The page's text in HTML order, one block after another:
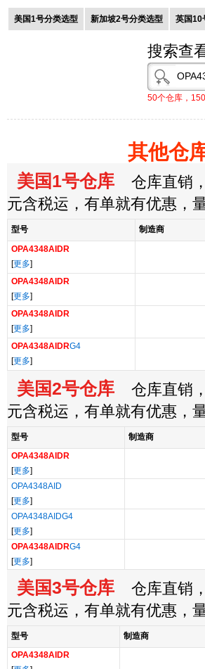
美国1号分类选型 新加坡2号分类选型 英国10
搜索查
50个仓库，
其他仓
美国1号仓库 仓库直销
元含税运，有单就有优惠，
型号 制造商
OPA4348AIDR
[更多]
OPA4348AIDR
[更多]
OPA4348AIDR
[更多]
OPA4348AIDRG4
[更多]
美国2号仓库 仓库直销
元含税运，有单就有优惠，
型号 制造商
OPA4348AIDR
[更多]
OPA4348AID
[更多]
OPA4348AIDG4
[更多]
OPA4348AIDRG4
[更多]
美国3号仓库 仓库直销
元含税运，有单就有优惠，
型号 制造商
OPA4348AIDR